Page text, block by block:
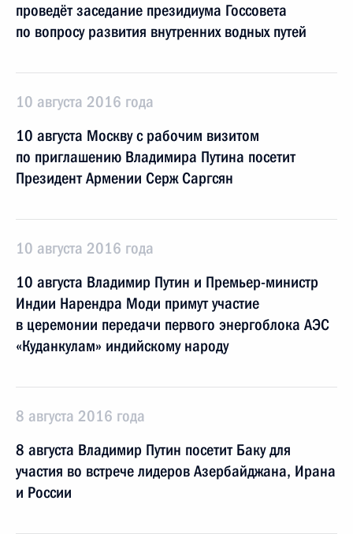
проведёт заседание президиума Госсовета
по вопросу развития внутренних водных путей
10 августа 2016 года
10 августа Москву с рабочим визитом
по приглашению Владимира Путина посетит
Президент Армении Серж Саргсян
10 августа 2016 года
10 августа Владимир Путин и Премьер-министр
Индии Нарендра Моди примут участие
в церемонии передачи первого энергоблока АЭС
«Куданкулам» индийскому народу
8 августа 2016 года
8 августа Владимир Путин посетит Баку для
участия во встрече лидеров Азербайджана, Ирана
и России